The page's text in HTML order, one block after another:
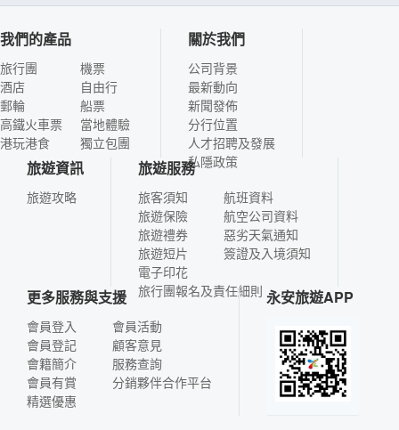
我們的產品
旅行團
酒店
郵輪
高鐵火車票
港玩港食
機票
自由行
船票
當地體驗
獨立包團
關於我們
公司背景
最新動向
新聞發佈
分行位置
人才招聘及發展
私隱政策
旅遊資訊
旅遊攻略
旅遊服務
旅客須知
旅遊保險
旅遊禮券
旅遊短片
電子印花
航班資料
航空公司資料
惡劣天氣通知
簽證及入境須知
旅行團報名及責任細則
更多服務與支援
會員登入
會員登記
會籍簡介
會員有賞
精選優惠
會員活動
顧客意見
服務查詢
分銷夥伴合作平台
永安旅遊APP